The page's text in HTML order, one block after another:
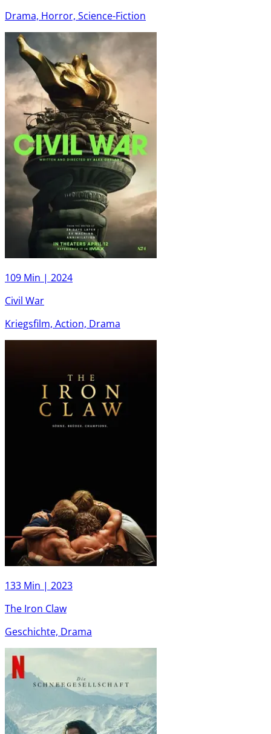
Drama, Horror, Science-Fiction
109 Min | 2024
Civil War
Kriegsfilm, Action, Drama
133 Min | 2023
The Iron Claw
Geschichte, Drama